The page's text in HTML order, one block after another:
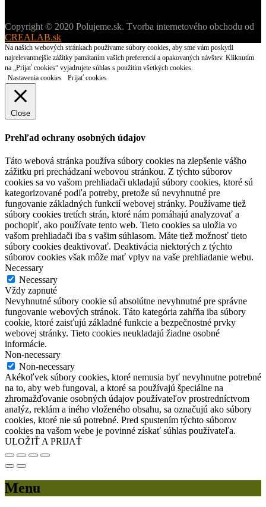
Copyright © 2020 Polujeme.sk. Tvorba internetového obchodu od
CREALAB.sk
Na našich webových stránkach používame súbory cookies, aby sme vám poskytli
najrelevantnejšie zážitky pamätaním vašich preferencií a opakovaných návštev. Kliknutím
na „Prijať cookies“ vyjadrujete súhlas s použitím všetkých cookies.
Nastavenia cookies
Prijať cookies
Close
Prehľad ochrany osobných údajov
Táto webová stránka používa súbory cookies na zlepšenie vášho
zážitku pri prechádzaní webovou stránkou. Z týchto súborov
cookies sa vo vašom prehliadači ukladajú súbory cookies, ktoré sú
kategorizované podľa potreby, pretože sú nevyhnutné pre
fungovanie základných funkcií webovej stránky. Používame tiež
súbory cookies tretích strán, ktoré nám pomáhajú analyzovať a
pochopiť, ako používate tento web. Tieto cookies sa uložia vo
vašom prehliadači iba s vašim súhlasom. Máte tiež možnosť tieto
súbory cookies deaktivovať. Deaktivácia niektorých z týchto
súborov cookies však môže mať vplyv na vaše prehliadanie webu.
Necessary
Necessary
Vždy zapnuté
Nevyhnutné súbory cookie sú absolútne nevyhnutné pre správne
fungovanie webových stránok. Táto kategória zahŕňa iba súbory
cookie, ktoré zaisťujú základné funkcie a bezpečnostné prvky
webovej stránky. Tieto cookies neukladajú žiadne osobné
informácie.
Non-necessary
Non-necessary
Akékoľvek súbory cookies, ktoré nemusia byť nevyhnutne potrebné
na to, aby web fungoval, a ktoré sa používajú špeciálne na
zhromažďovanie osobných údajov používateľov prostredníctvom
analýz, reklám a iného vloženého obsahu, sa označujú ako súbory
cookies, ktoré nie sú potrebné. Pred spustením týchto súborov
cookies na vašom webe je povinné získať súhlas používateľa.
ULOŽIŤ A PRIJAŤ
Menu